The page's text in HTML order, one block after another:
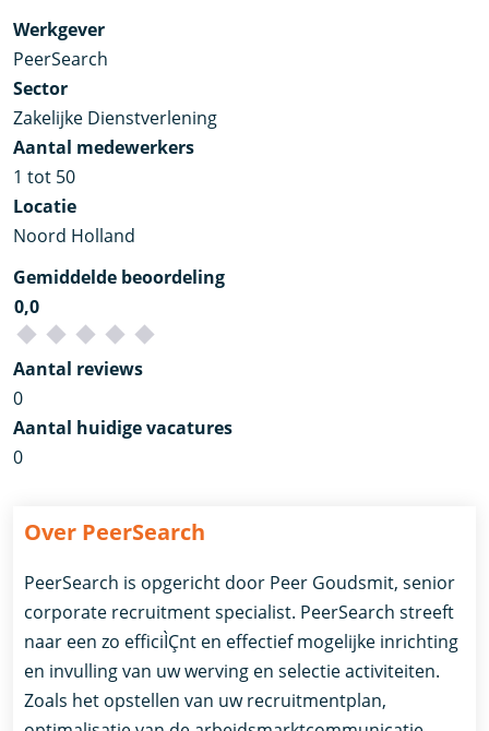
Werkgever
PeerSearch
Sector
Zakelijke Dienstverlening
Aantal medewerkers
1 tot 50
Locatie
Noord Holland
Gemiddelde beoordeling
0,0
Aantal reviews
0
Aantal huidige vacatures
0
Over PeerSearch
PeerSearch is opgericht door Peer Goudsmit, senior
corporate recruitment specialist. PeerSearch streeft
naar een zo efficiÌÇnt en effectief mogelijke inrichting
en invulling van uw werving en selectie activiteiten.
Zoals het opstellen van uw recruitmentplan,